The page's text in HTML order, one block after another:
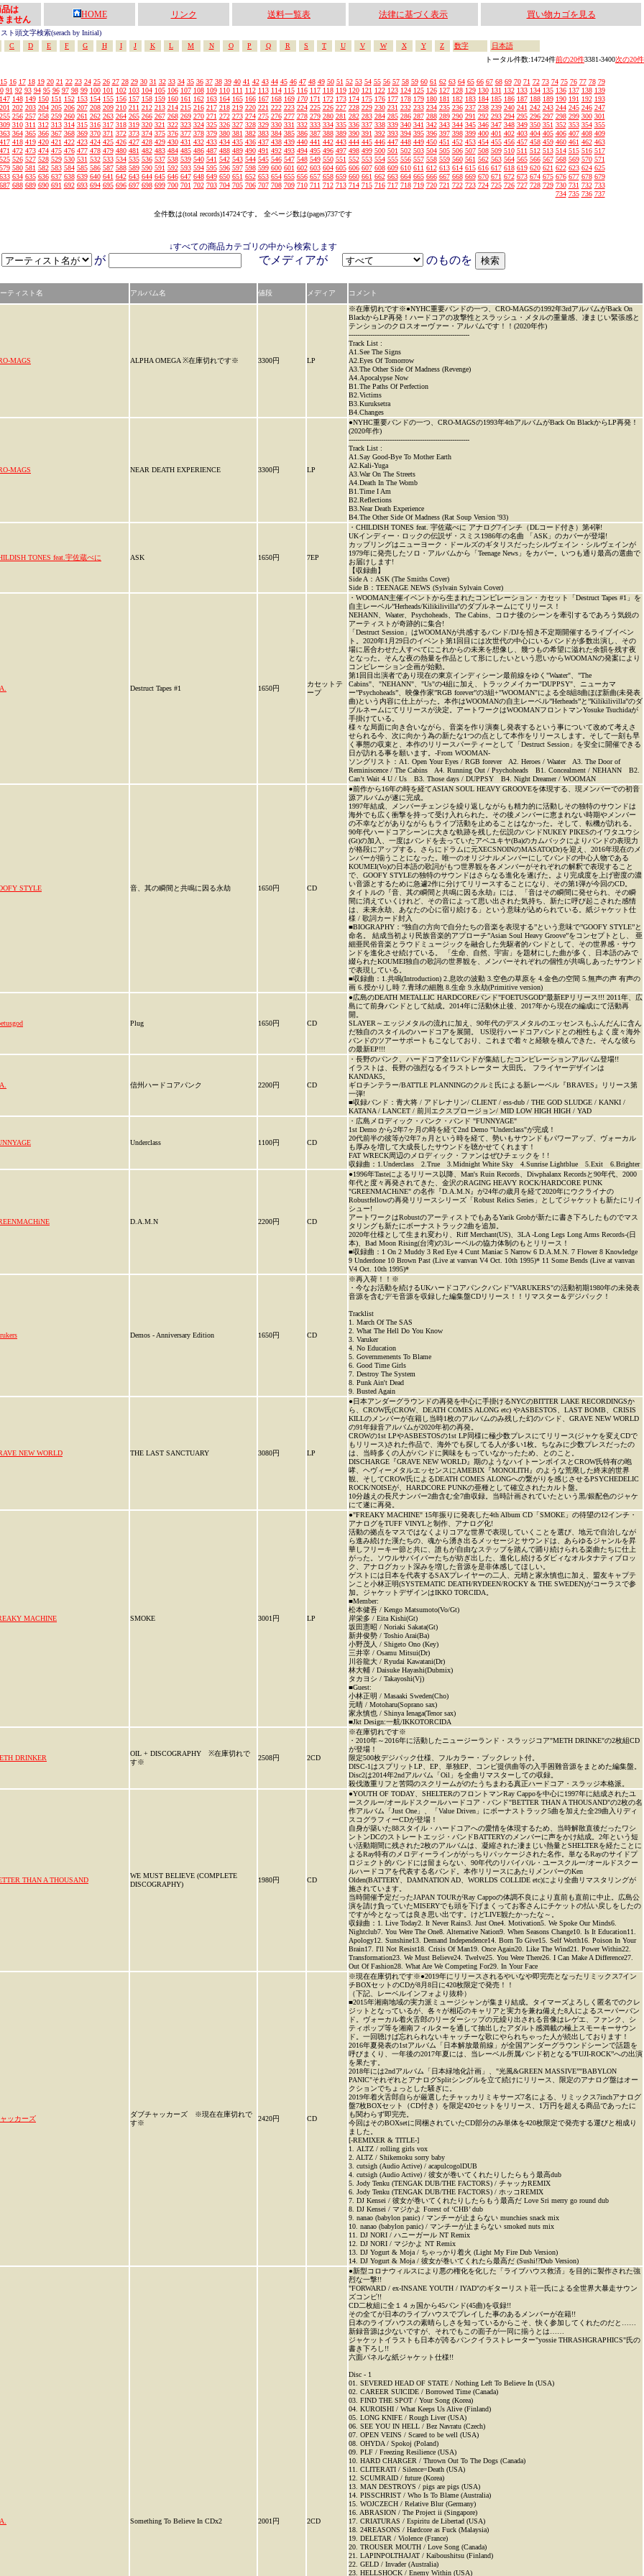
は
ません
HOME リンク 送料一覧表 法律に基づく表示 買い物カゴを見る
ト頭文字検索(serach by Initial)
C
D E F G H I J K L M N O P Q R S T U V W X Y Z 数字
日本語
トータル件数:14724件前の20件3381-3400次の20件
15 16 17 18 19 20 21 22 23 24 25 26 27 28 29 30 31 32 33 34 35 36 37 38 39 40 41 42 43 44 45 46 47 48 49 50 51 52 53 54 55 56 57 58 59 60 61 62 63 64 65 66 67 68 69 70 71 72 73 74 75 76 77 78 79
91 92 93 94 95 96 97 98 99 100 101 102 103 104 105 106 107 108 109 110 111 112 113 114 115 116 117 118 119 120 121 122 123 124 125 126 127 128 129 130 131 132 133 134 135 136 137 138 139
148 149 150 151 152 153 154 155 156 157 158 159 160 161 162 163 164 165 166 167 168 169 170 171 172 173 174 175 176 177 178 179 180 181 182 183 184 185 186 187 188 189 190 191 192 193
202 203 204 205 206 207 208 209 210 211 212 213 214 215 216 217 218 219 220 221 222 223 224 225 226 227 228 229 230 231 232 233 234 235 236 237 238 239 240 241 242 243 244 245 246 247
256 257 258 259 260 261 262 263 264 265 266 267 268 269 270 271 272 273 274 275 276 277 278 279 280 281 282 283 284 285 286 287 288 289 290 291 292 293 294 295 296 297 298 299 300 301
310 311 312 313 314 315 316 317 318 319 320 321 322 323 324 325 326 327 328 329 330 331 332 333 334 335 336 337 338 339 340 341 342 343 344 345 346 347 348 349 350 351 352 353 354 355
364 365 366 367 368 369 370 371 372 373 374 375 376 377 378 379 380 381 382 383 384 385 386 387 388 389 390 391 392 393 394 395 396 397 398 399 400 401 402 403 404 405 406 407 408 409
418 419 420 421 422 423 424 425 426 427 428 429 430 431 432 433 434 435 436 437 438 439 440 441 442 443 444 445 446 447 448 449 450 451 452 453 454 455 456 457 458 459 460 461 462 463
472 473 474 475 476 477 478 479 480 481 482 483 484 485 486 487 488 489 490 491 492 493 494 495 496 497 498 499 500 501 502 503 504 505 506 507 508 509 510 511 512 513 514 515 516 517
526 527 528 529 530 531 532 533 534 535 536 537 538 539 540 541 542 543 544 545 546 547 548 549 550 551 552 553 554 555 556 557 558 559 560 561 562 563 564 565 566 567 568 569 570 571
580 581 582 583 584 585 586 587 588 589 590 591 592 593 594 595 596 597 598 599 600 601 602 603 604 605 606 607 608 609 610 611 612 613 614 615 616 617 618 619 620 621 622 623 624 625
634 635 636 637 638 639 640 641 642 643 644 645 646 647 648 649 650 651 652 653 654 655 656 657 658 659 660 661 662 663 664 665 666 667 668 669 670 671 672 673 674 675 676 677 678 679
688 689 690 691 692 693 694 695 696 697 698 699 700 701 702 703 704 705 706 707 708 709 710 711 712 713 714 715 716 717 718 719 720 721 722 723 724 725 726 727 728 729 730 731 732 733
734 735 736 737
全件数は(total records)14724です。 全ページ数は(pages)737です
↓すべての商品カテゴリの中から検索します
が でメディアが のものを
ティスト名 アルバム名 値段 メディア コメント
MAGS ALPHA OMEGA ※在庫切れです※ 3300円 LP
※在庫切れです※●NYHC重要バンドの一つ、CRO-MAGSの1992年3rdアルバムがBack On
BlackからLP再発！ハードコアの攻撃性とスラッシュ・メタルの重量感、凄まじい緊張感と
テンションのクロスオーヴァー・アルバムです！！(2020年作)
--------------------------------------------------------
Track List :
A1.See The Signs
A2.Eyes Of Tomorrow
A3.The Other Side Of Madness (Revenge)
A4.Apocalypse Now
B1.The Paths Of Perfection
B2.Victims
B3.Kuruksetra
B4.Changes
MAGS NEAR DEATH EXPERIENCE 3300円 LP
●NYHC重要バンドの一つ、CRO-MAGSの1993年4thアルバムがBack On BlackからLP再発！
(2020年作)
--------------------------------------------------------
Track List :
A1.Say Good-Bye To Mother Earth
A2.Kali-Yuga
A3.War On The Streets
A4.Death In The Womb
B1.Time I Am
B2.Reflections
B3.Near Death Experience
B4.The Other Side Of Madness (Rat Soup Version '93)
TONES feat.宇佐蔵べに ASK 1650円 7EP
・CHILDISH TONES feat. 宇佐蔵べに アナログ7インチ（DLコード付き）第4弾!
UKインディー・ロックの伝説ザ・スミス1986年の名曲 「ASK」のカバーが登場!
カップリングはニューヨーク・ドールズのギタリスだったシルヴェイン・シルヴェインが
1979年に発売したソロ・アルバムから「Teenage News」をカバー。いつも通り最高の選曲で
お届けします!
【収録曲】
Side A：ASK (The Smiths Cover)
Side B：TEENAGE NEWS (Sylvain Sylvain Cover)
Destruct Tapes #1 1650円
カセットテ
ープ
・WOOMAN主催イベントから生まれたコンピレーション・カセット「Destruct Tapes #1」を
自主レーベル”Herheads/Kilikilivilla”のダブルネームにてリリース！
NEHANN、Waater、Psychoheads、The Cabins、コロナ後のシーンを牽引するであろう気鋭の
アーティストが奇跡的に集合!
「Destruct Session」はWOOMANが共感するバンド/DJを招き不定期開催するライブイベン
ト。2020年1月29日のイベント第1回目には次世代の中心にいるバンドが多数出演し、その
場に居合わせた人すべてにこれからの未来を想像し、幾つもの希望に溢れた余韻を残す夜
となった。そんな夜の熱量を作品として形にしたいという思いからWOOMANの発案により
コンピレーション企画が始動。
第1回目出演者であり現在の東京インディシーン最前線をゆく"Waater"、"The
Cabins"、"NEHANN"、"Us"の4組に加え、トラックメイカー"DUPPSY"、ニューカマ
ー”Psychoheads”、映像作家”RGB forever”の3組+"WOOMAN"による全8組8曲ほぼ新曲(未発表
曲)という内容に仕上がった。本作はWOOMANの自主レーベル”Herheads”と”Kilikilivilla”のダ
ブルネームにてリリースが決定。アートワークはWOOMANフロントマンYosuke Tsuchidaが
手掛けている。
様々な局面に向き合いながら、音楽を作り演奏し発表するという事について改めて考えさ
せられる今、次に向かう為の新たな1つの点として本作をリリースします。そして一刻も早
く事態の収束と、本作のリリースパーティーとして「Destruct Session」を安全に開催できる
日が訪れる事を願います。-From WOOMAN-
ソングリスト：A1. Open Your Eyes / RGB forever A2. Heroes / Waater A3. The Door of
Reminiscence / The Cabins A4. Running Out / Psychoheads B1. Concealment / NEHANN B2.
Can’t Wait 4 U / Us B3. Those days / DUPPSY B4. Night Dreamer / WOOMAN
STYLE 音、其の瞬間と共鳴に因る永劫 1650円 CD
●前作から16年の時を経てASIAN SOUL HEAVY GROOVEを体現する、現メンバーでの初音
源アルバムが遂に完成。
1997年結成、メンバーチェンジを繰り返しながらも精力的に活動しその独特のサウンドは
海外でも広く衝撃を持って受け入れられた。その後メンバーに恵まれない時期やメンバー
の不幸などがありながらもライブ活動を止めることはなかった。そして、転機が訪れる。
90年代ハードコアシーンに大きな軌跡を残した伝説のバンドNUKEY PIKESのイワタユウシ
(Gt)の加入、一度はバンドを去っていたアベユキヤ(Ba)のカムバックによりバンドの表現力
が格段にアップする。さらにドラムに元XECSNOINのMASATO(Dr)を迎え、2016年現在のメ
ンバーが揃うことになった。唯一のオリジナルメンバーにしてバンドの中心人物である
KOUMEI(Vo)の日本語の歌詞がもつ世界観を各メンバーがそれぞれの解釈で表現すること
で、GOOFY STYLEの独特のサウンドはさらなる進化を遂げた。より完成度を上げ密度の濃
い音源とするために急遽2作に分けてリリースすることになり、その第1弾が今回のCD。
タイトルの『音、其の瞬間と共鳴に因る永劫』には、「音はその瞬間に発せられ、その瞬
間に消えていくけれど、その音によって思い出された気持ち、新たに呼び起こされた感情
は、未来永劫、あなたの心に宿り続ける」という意味が込められている。紙ジャケット仕
様 / 歌詞カード封入
■BIOGRAPHY：“独自の方向で自分たちの音楽を表現する”という意味で”GOOFY STYLE”と
命名。 結成当初より民族音楽的アプローチ”Asian Soul Heavy Groove”をコンセプトとし、 亜
細亜民俗音楽とラウドミュージックを融合した先駆者的バンドとして、その世界感・サウ
ンドを進化させ続けている。 「生命、自然、宇宙」を題材にした曲が多く、日本語のみで
綴られたKOUMEI独自の歌詞の世界観を、メンバーそれぞれの個性が共鳴しあったサウンド
で表現している。
■収録曲：1.共鳴(Introduction) 2.息吹の波動 3.空色の草原を 4.金色の空間 5.無声の声 有声の
画 6.授かりし時 7.青球の細胞 8.生命 9.永劫(Primitive version)
Plug 1650円 CD
●広島のDEATH METALLIC HARDCOREバンド"FOETUSGOD"最新EPリリース!!! 2011年、広
島にて前身バンドとして結成。2014年に活動休止後、2017年から現在の編成にて活動再
開。
SLAYER～エッジメタルの流れに加え、90年代のデスメタルのエッセンスもふんだんに含ん
だ独自のスタイルのハードコアを展開。 US現行ハードコアバンドとの相性もよく度々海外
バンドのツアーサポートもこなしており、これまで着々と経験を積んできた。そんな彼ら
の最新EP!!!
信州ハードコアパンク 2200円 CD
・長野のパンク、ハードコア全11バンドが集結したコンピレーションアルバム登場!!
イラストは、長野の強烈なるイラストレーター 大田氏。 フライヤーデザインは
KANDAK5。
ギロチンテラー/BATTLE PLANNINGのクルミ氏による新レーベル『BRAVES』リリース第
一弾!
■収録バンド：青大将 / アドレナリン/ CLIENT / ess-dub / THE GOD SLUDGE / KANKI /
KATANA / LANCET / 前川エクスプロージョン/ MID LOW HIGH HIGH / YAD
Underclass 1100円 CD
・広島メロディック・パンク・バンド "FUNNYAGE"
1st Demo から2年7ヶ月の時を経て2nd Demo "Underclass"が完成！
20代前半の彼等が2年7ヵ月という時を経て、勢いもサウンドもパワーアップ、ヴォーカル
も厚みを増して大成長したサウンドを聴かせてくれます！
FAT WRECK周辺のメロディック・ファンはぜひチェックを！!
収録曲：1.Underclass 2.True 3.Midnight White Sky 4.Sunrise Lightblue 5.Exit 6.Brighter
D.A.M.N 2200円 CD
●1996年Tasteによるリリース以降、Man's Ruin Records、Diwphalanx Recordsと90年代、2000
年代と度々再発されてきた、金沢のRAGING HEAVY ROCK/HARDCORE PUNK
"GREENMACHiNE" の名作『D.A.M.N』が24年の歳月を経て2020年にウクライナの
Robustfellowの再発リリースシリーズ「Robust Relics Series」としてジャケットも新たにリイ
シュー!
アートワークはRobustのアーティストでもあるYarik Grobが新たに書き下ろしたものでマス
タリングも新たにボーナストラック2曲を追加。
2020年仕様として生まれ変わり、Riff Merchant(US)、3LA -Long Legs Long Arms Records-(日
本)、Bad Moon Rising(台湾)の3レーベルの協力体制のもとリリース！
■収録曲：1 On 2 Muddy 3 Red Eye 4 Cunt Maniac 5 Narrow 6 D.A.M.N. 7 Flower 8 Knowledge
9 Underdone 10 Brown Past (Live at vanvan V4 Oct. 10th 1995)* 11 Some Bends (Live at vanvan
V4 Oct. 10th 1995)*
Demos - Anniversary Edition 1650円 CD
※再入荷！！※
・今なお活動を続けるUKハードコアパンクバンド"VARUKERS"の活動初期1980年の未発表
音源を含むデモ音源を収録した編集盤CDリリース！！リマスター＆デジパック！
Tracklist
1. March Of The SAS
2. What The Hell Do You Know
3. Varuker
4. No Education
5. Governmenents To Blame
6. Good Time Girls
7. Destroy The System
8. Punk Ain't Dead
9. Busted Again
NEW WORLD THE LAST SANCTUARY 3080円 LP
●日本アンダーグラウンドの再発を中心に手掛けるNYCのBITTER LAKE RECORDINGSか
ら、CROW氏(CROW、DEATH COMES ALONG etc) やASBESTOS、LAST BOMB、CRISIS
KILLのメンバーが在籍し当時1枚のアルバムのみ残した幻のバンド、GRAVE NEW WORLD
の91年録音アルバムが2020年初の再発。
CROWの1st LPやASBESTOSの1st LP同様に極少数プレスにてリリース(ジャケを変えCDで
もリリース)された作品で、海外でも探してる人が多い1枚。ちなみに少数プレスだったの
は、当時多くの人がバンドに興味をもっていなかったため、とのこと。
DISCHARGE『GRAVE NEW WORLD』期のようなハイトーンボイスとCROW氏特有の咆
哮、ヘヴィーメタルエッセンスにAMEBIX『MONOLITH』のような荒廃した終末的世界
観、そしてCROW氏によるDEATH COMES ALONGへの繋がりを感じさせるPSYCHEDELIC
ROCK/NOISEが、HARDCORE PUNKの亜種として確立されたカルト盤。
10分越えの長尺ナンバー2曲含む全7曲収録。当時計画されていたという黒/銀配色のジャケ
にて遂に再発。
MACHINE SMOKE 3001円 LP
●"FREAKY MACHINE" 15年振りに発表した4th Album CD「SMOKE」の待望の12インチ・
アナログをTUFF VINYLと制作、アナログ化!
活動の拠点をマスではなくよりコアな世界で表現していくことを選び、地元で自治しなが
ら進み続けた漢たちの、魂から湧き出るメッセージとサウンドは、あらゆるジャンルを昇
華しフリーキー節と共に、誰もが自由なステップを踏んで踊り続けられる楽曲たちに仕上
がった。ソウルサバイバーたちが紡ぎ出した、進化し続けるダビィなオルタナティブロッ
ク、アナログカット深みを増した音源を是非体感してほしい。
ゲストには日本を代表するSAXプレイヤーの二人、元晴と家永慎也に加え、盟友キャプテ
ンこと小林正明(SYSTEMATIC DEATH/RYDEEN/ROCKY & THE SWEDEN)がコーラスで参
加。ジャケットデザインはIKKO TORCIDA。
■Member:
松本健吾 / Kengo Matsumoto(Vo/Gt)
岸栄多 / Eita Kishi(Gt)
坂田憲昭 / Noriaki Sakata(Gt)
新井俊勢 / Toshio Arai(Ba)
小野茂人 / Shigeto Ono (Key)
三井宰 / Osamu Mitsui(Dr)
川谷龍大 / Ryudai Kawatani(Dr)
林大輔 / Daisuke Hayashi(Dubmix)
タカヨシ / Takayoshi(Vj)
■Guest:
小林正明 / Masaaki Sweden(Cho)
元晴 / Motoharu(Soprano sax)
家永慎也 / Shinya Ienaga(Tenor sax)
■Jkt Design:一航/IKKOTORCIDA
DRINKER
OIL + DISCOGRAPHY ※在庫切れで
す※
2508円 2CD
※在庫切れです※
・2010年～2016年に活動したニュージーランド・スラッジコア"METH DRINKE"の2枚組CD
が登場！
限定500枚デジパック仕様、フルカラー・ブックレット付。
DISC-1はスプリットLP、EP、単独EP、コンピ提供曲等の入手困難音源をまとめた編集盤。
Disc2は2014年2ndアルバム「Oil」を全曲リマスターしての収録。
殺伐激重リフと苦悶のスクリームがのたうちまわる真正ハードコア・スラッジ本格派。
THAN A THOUSAND
WE MUST BELIEVE (COMPLETE
DISCOGRAPHY)
1980円 CD
●YOUTH OF TODAY、SHELTERのフロントマンRay Cappoを中心に1997年に結成されたユ
ースクルー/オールドスクールハードコア・バンド"BETTER THAN A THOUSAND"の2枚の名
作アルバム「Just One」、「Value Driven」にボーナストラック5曲を加えた全29曲入りディ
スコグラフィーCDが登場！
自身が築いた88スタイル・ハードコアへの愛情を体現するため、当時解散直後だったワシ
ントンDCのストレートエッジ・バンドBATTERYのメンバーに声をかけ結成。2年という短
い活動期間に残された2枚のアルバムは、凝縮された凄まじい熱量とSHELTERを経たことに
よるRay特有のメロディーラインががっちりパッケージされた名作。単なるRayのサイドプ
ロジェクト的バンドには留まらない、90年代のリバイバル・ユースクルー/オールドスクー
ルハードコアを代表する名バンド。本作リリースにあたりメンバーのKen
Olden(BATTERY、DAMNATION AD、WORLDS COLLIDE etc)により全曲リマスタリングが
施されています。
当時開催予定だったJAPAN TOURがRay Cappoの体調不良により直前も直前に中止。広島公
演を請け負っていたMISERYでも頭を下げまくってお客さんにチケットの払い戻しをしたの
ですが今となっては良き思い出です。けどLIVE観たかったな～。
収録曲：1. Live Today2. It Never Rains3. Just One4. Motivation5. We Spoke Our Minds6.
Nightclub7. You Were The One8. Alternative Nation9. When Seasons Change10. Is It Education11.
Apology12. Sunshine13. Demand Independence14. Born To Give15. Self Worth16. Poison In Your
Brain17. I'll Not Resist18. Crisis Of Man19. Once Again20. Like The Wind21. Power Within22.
Transformation23. We Must Believe24. Twelve25. You Were There26. I Can Make A Difference27.
Out Of Fashion28. What Are We Competing For29. In Your Face
ッカーズ
ダブチャッカーズ ※現在在庫切れで
す※
2420円 CD
※現在在庫切れです※●2019年にリリースされるやいなや即完売となったリミックス7イン
チBOXセットのCDが8月8日に420枚限定で発売！！
（下記、レーベルインフォより抜粋）
■2015年湘南地域の実力派ミュージシャンが集まり結成。タイマーズよろしく匿名でのクレ
ジットとなっているが、各々が相応のキャリアと実力を兼ね備えた8人によるスーパーバン
ド。ヴォーカル着火舌郎のリーダーシップの元繰り出される音像はレゲエ、ファンク、シ
ティポップ等を湘南フィルターを通して抽出したアダルト感満載の極上スモーキーサウン
ド。一回聴けば忘れられないキャッチーな歌にやられちゃった人が続出しております！
2016年夏発表の1stアルバム「日本解放最前線」が全国アンダーグラウンドシーンで話題を
呼びまくり、一年後の2017年夏には、当レーベル所属バンド初となる”FUJI-ROCK”への出演
を果たす。
2018年には2ndアルバム「日本緑地化計画」、"光風&GREEN MASSIVE”"BABYLON
PANIC"それぞれとアナログSplitシングルを立て続けにリリース、限定のアナログ盤はオー
クションでちょっとした騒ぎに。
2019年着火舌郎自らが厳選したチャッカリミキサーズ7名による、リミックス7inchアナログ
盤7枚BOXセット（CD付き）を限定420セットをリリース、1万円を超える商品であったに
も関わらず即完売。
今回はそのBOXsetに同梱されていたCD部分のみ単体を420枚限定で発売する運びと相成り
ました。
[-REMIXER & TITLE-]
1. ALTZ / rolling girls vox
2. ALTZ / Shikemoku sorry baby
3. cutsigh (Audio Active) / acapulcogolDUB
4. cutsigh (Audio Active) / 彼女が巻いてくれたりしたらもう最高dub
5. Jody Tenku (TENGAK DUB/THE FACTORS) / チャッカREMIX
6. Jody Tenku (TENGAK DUB/THE FACTORS) / ホッコREMIX
7. DJ Kensei / 彼女が巻いてくれたりしたらもう最高だ Love Sri merry go round dub
8. DJ Kensei / マジかよ Forest of ‘CHB’ dub
9. nanao (babylon panic) / マンチーが止まらない munchies snack mix
10. nanao (babylon panic) / マンチーが止まらない smoked nuts mix
11. DJ NORI / ハニーガール NT Remix
12. DJ NORI / マジかよ NT Remix
13. DJ Yogurt & Moja / ちゃっかり着火 (Light My Fire Dub Version)
14. DJ Yogurt & Moja / 彼女が巻いてくれたら最高だ (Sushi!?Dub Version)
Something To Believe In CDx2 2001円 2CD
●新型コロナウィルスにより悪の権化を化した「ライブハウス救済」を目的に製作された強
烈な一撃!!
"FORWARD / ex-INSANE YOUTH / IYAD"のギターリスト荘一氏による全世界大暴走サウン
ズコンピ!!
CD二枚組に全１４ヵ国から45バンド(45曲)を収録!!
その全てが日本のライブハウスでプレイした事のあるメンバーが在籍!!
日本のライブハウスの素晴らしさを知っているからこそ、快く参加してくれたのだと……
新録音源は少ないですが、それでもこの面子が一同に揃うとは……
ジャケットイラストも日本が誇るパンクイラストレーター"yossie THRASHGRAPHICS"氏の
書き下ろし!!
六面パネルな紙ジャケット仕様!!
Disc - 1
01. SEVERED HEAD OF STATE / Nothing Left To Believe In (USA)
02. CAREER SUICIDE / Borrowed Time (Canada)
03. FIND THE SPOT / Your Song (Korea)
04. KUROISHI / What Keeps Us Alive (Finland)
05. LONG KNIFE / Rough Liver (USA)
06. SEE YOU IN HELL / Bez Navratu (Czech)
07. OPEN VEINS / Scared to be well (USA)
08. OHYDA / Spokoj (Poland)
09. PLF / Freezing Resilience (USA)
10. HARD CHARGER / Thrown Out To The Dogs (Canada)
11. CLITERATI / Silence=Death (USA)
12. SCUMRAID / future (Korea)
13. MAN DESTROYS / pigs are pigs (USA)
14. PISSCHRIST / Who Is To Blame (Australia)
15. WOJCZECH / Relative Blur (Germany)
16. ABRASION / The Project ii (Singapore)
17. CRIATURAS / Espiritu de Libertad (USA)
18. 24REASONS / Hardcore as Fuck (Malaysia)
19. DELETAR / Violence (France)
20. TROUSER MOUTH / Love Song (Canada)
21. LAPINPOLTHAJAT / Kaiboushitsu (Finland)
22. GELD / Invader (Australia)
23. HELLSHOCK / Enemy Within (USA)